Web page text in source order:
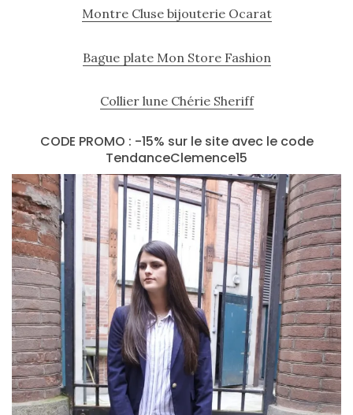
Montre Cluse bijouterie Ocarat
Bague plate Mon Store Fashion
Collier lune Chérie Sheriff
CODE PROMO : -15% sur le site avec le code
TendanceClemence15